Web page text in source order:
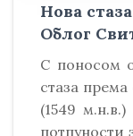
Нова
Облог
С поносом
стаза
(1549
потпуности